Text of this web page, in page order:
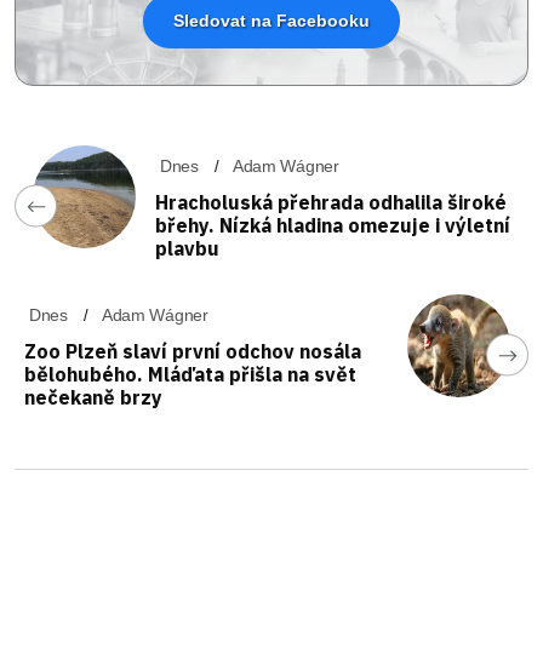
Sledovat na Facebooku
Dnes Adam Wágner
Hracholuská přehrada odhalila široké
břehy. Nízká hladina omezuje i výletní
plavbu
Dnes Adam Wágner
Zoo Plzeň slaví první odchov nosála
bělohubého. Mláďata přišla na svět
nečekaně brzy